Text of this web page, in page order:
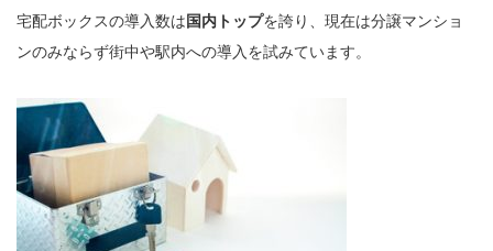
宅配ボックスの導入数は国内トップを誇り、現在は分譲マンショ
ンのみならず街中や駅内への導入を試みています。